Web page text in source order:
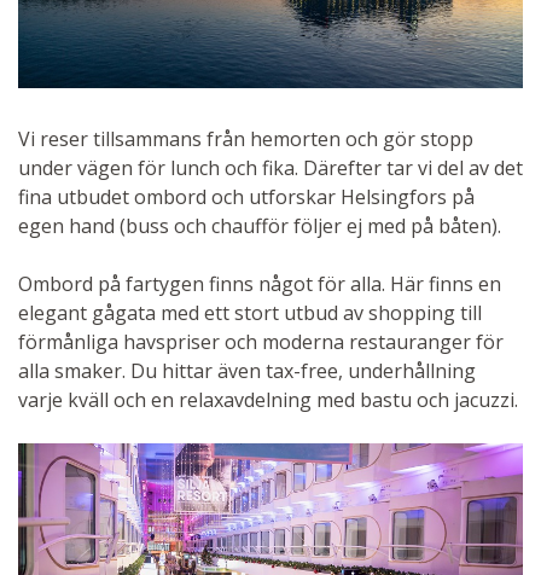
Vi reser tillsammans från hemorten och gör stopp
under vägen för lunch och fika. Därefter tar vi del av det
fina utbudet ombord och utforskar Helsingfors på
egen hand (buss och chaufför följer ej med på båten).
Ombord på fartygen finns något för alla. Här finns en
elegant gågata med ett stort utbud av shopping till
förmånliga havspriser och moderna restauranger för
alla smaker. Du hittar även tax-free, underhållning
varje kväll och en relaxavdelning med bastu och jacuzzi.